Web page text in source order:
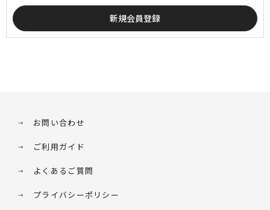
お問い合わせ
ご利用ガイド
よくあるご質問
プライバシーポリシー